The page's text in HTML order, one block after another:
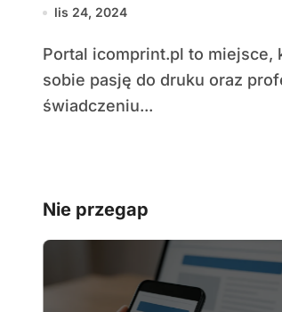
lis 24, 2024
Portal icomprint.pl to miejsce, które łączy w
sobie pasję do druku oraz
świadczeniu...
Nie przegap